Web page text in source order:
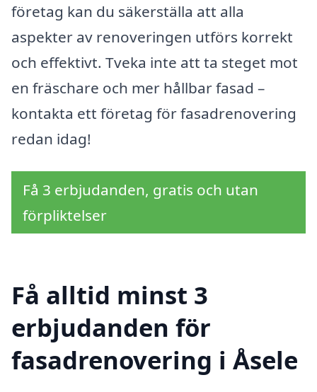
företag kan du säkerställa att alla
aspekter av renoveringen utförs korrekt
och effektivt. Tveka inte att ta steget mot
en fräschare och mer hållbar fasad –
kontakta ett företag för fasadrenovering
redan idag!
Få 3 erbjudanden, gratis och utan
förpliktelser
Få alltid minst 3
erbjudanden för
fasadrenovering i Åsele